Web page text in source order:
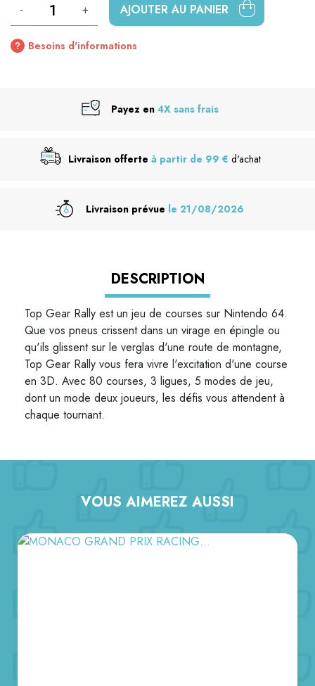
- + AJOUTER AU PANIER
Besoins d'informations
Payez en 4X sans frais
Livraison offerte à partir de 99 € d'achat
Livraison prévue le 21/08/2026
DESCRIPTION
Top Gear Rally est un jeu de courses sur Nintendo 64.
Que vos pneus crissent dans un virage en épingle ou
qu'ils glissent sur le verglas d'une route de montagne,
Top Gear Rally vous fera vivre l'excitation d'une course
en 3D. Avec 80 courses, 3 ligues, 5 modes de jeu,
dont un mode deux joueurs, les défis vous attendent à
chaque tournant.
VOUS AIMEREZ AUSSI